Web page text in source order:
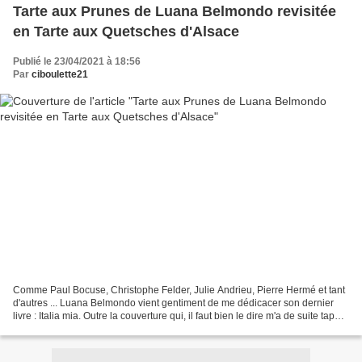
Tarte aux Prunes de Luana Belmondo revisitée
en Tarte aux Quetsches d'Alsace
Publié le 23/04/2021 à 18:56
Par ciboulette21
Comme Paul Bocuse, Christophe Felder, Julie Andrieu, Pierre Hermé et tant
d'autres ... Luana Belmondo vient gentiment de me dédicacer son dernier
livre : Italia mia. Outre la couverture qui, il faut bien le dire m'a de suite tapée